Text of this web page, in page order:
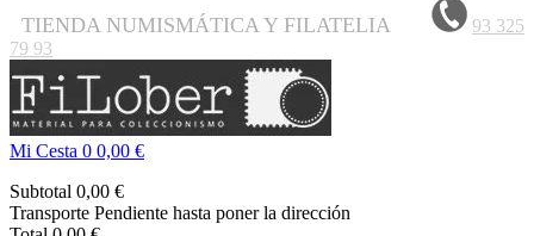
TIENDA NUMISMÁTICA Y FILATELIA
93 325
79 93
Mi Cesta 0 0,00 €
Subtotal 0,00 €
Transporte Pendiente hasta poner la dirección